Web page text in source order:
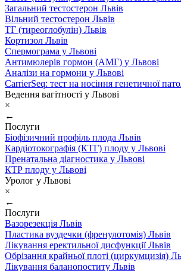
Загальний тестостерон Львів
Вільний тестостерон Львів
ТГ (тиреоглобулін) Львів
Кортизол Львів
Спермограма у Львові
Антимюлерів гормон (АМГ) у Львові
Аналізи на гормони у Львові
CarrierSeq: тест на носіння генетичної
Ведення вагітності у Львові
×
←
Послуги
Біофізичний профіль плода Львів
Кардіотокографія (КТГ) плоду у Львові
Пренатальна діагностика у Львові
КТР плоду у Львові
Уролог у Львові
×
←
Послуги
Вазорезекція Львів
Пластика вуздечки (френулотомія) Львів
Лікування еректильної дисфункції Львів
Обрізання крайньої плоті (циркумцизія)
Лікування баланопоститу Львів